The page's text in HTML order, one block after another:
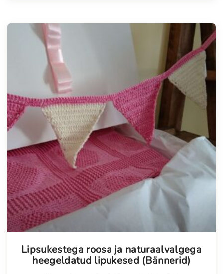
Lipsukestega roosa ja naturaalvalgega
heegeldatud lipukesed (Bännerid)